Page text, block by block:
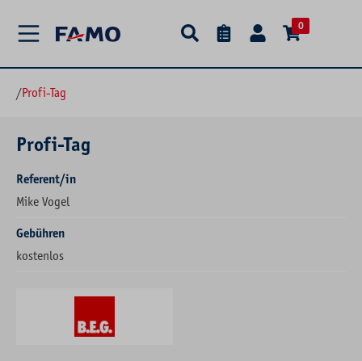
0
/Profi-Tag
Profi-Tag
Referent/in
Mike Vogel
Gebühren
kostenlos